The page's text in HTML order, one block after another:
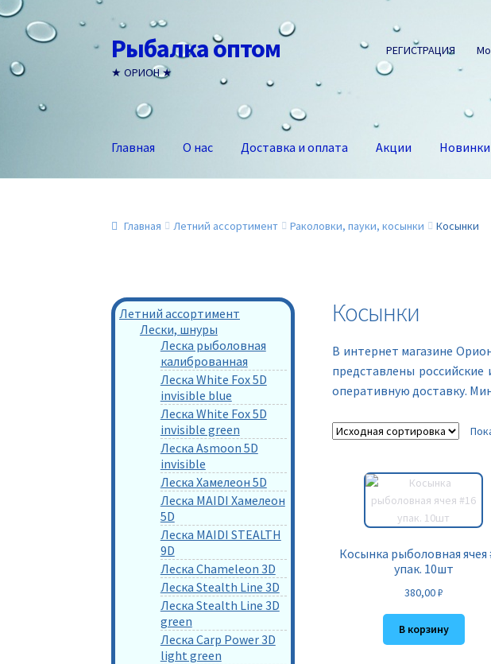
Перейти
к
навигации
Перейти
к
содержимому
Рыбалка оптом
★ ОРИОН ★
РЕГИСТРАЦИЯ
Главная О нас Доставка и оплата Акции Новинки
Главная Летний ассортимент Раколовки, пауки, косынки Косынки
Косынки
В интернет магазине
представлены
оперативную доставку.
Косынка рыболовная ячея
упак. 10шт
380,00₽
В корзину
Летний ассортимент
Лески, шнуры
Леска рыболовная
калиброванная
Леска White Fox 5D
invisible blue
Леска White Fox 5D
invisible green
Леска Asmoon 5D
invisible
Леска Хамелеон 5D
Леска MAIDI Хамелеон
5D
Леска MAIDI STEALTH
9D
Леска Chameleon 3D
Леска Stealth Line 3D
Леска Stealth Line 3D
green
Леска Carp Power 3D
light green